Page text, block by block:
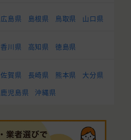
広島県 島根県 鳥取県 山口県
香川県 高知県 徳島県
佐賀県 長崎県 熊本県
大分県
鹿児島県 沖縄県